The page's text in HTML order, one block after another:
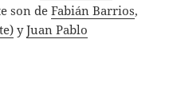
son deFabián Barrios,
yJuan Pablo